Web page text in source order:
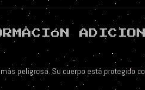
peligrosa. Su cuerpo está protegido